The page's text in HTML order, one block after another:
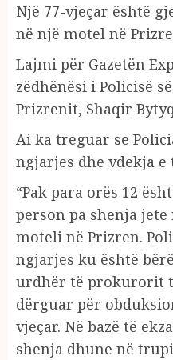
Një 77-vjeçar është
në një motel në
Lajmi për Gazetën
zëdhënësi i Policisë
Prizrenit, Shaqir
Ai ka treguar se
ngjarjes dhe vdekja
“Pak para orës 12
person pa shenja
moteli në Prizren.
ngjarjes ku është
urdhër të prokurorit
dërguar për
vjeçar. Në bazë të
shenja dhune në